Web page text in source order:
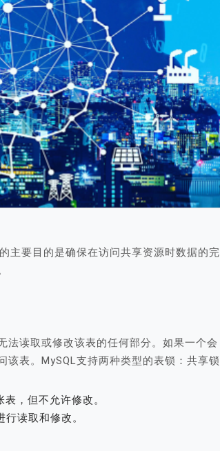
主要目的是确保在访问共享资源时数据的完
法读取或修改该表的任何部分。如果一个会
表。MySQL支持两种类型的表锁：共享锁
，但不允许修改。
读取和修改。